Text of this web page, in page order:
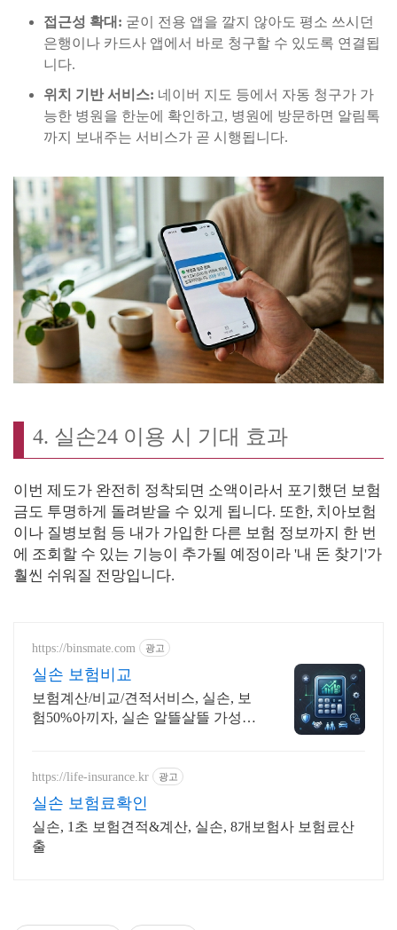
접근성 확대: 굳이 전용 앱을 깔지 않아도 평소 쓰시던
은행이나 카드사 앱에서 바로 청구할 수 있도록 연결됩
니다.
위치 기반 서비스: 네이버 지도 등에서 자동 청구가 가
능한 병원을 한눈에 확인하고, 병원에 방문하면 알림톡
까지 보내주는 서비스가 곧 시행됩니다.
4. 실손24 이용 시 기대 효과
이번 제도가 완전히 정착되면 소액이라서 포기했던 보험
금도 투명하게 돌려받을 수 있게 됩니다. 또한, 치아보험
이나 질병보험 등 내가 가입한 다른 보험 정보까지 한 번
에 조회할 수 있는 기능이 추가될 예정이라 '내 돈 찾기'가
훨씬 쉬워질 전망입니다.
https://binsmate.com 광고
실손 보험비교
보험계산/비교/견적서비스, 실손, 보
험50%아끼자, 실손 알뜰살뜰 가성비
https://life-insurance.kr 광고
실손 보험료확인
실손, 1초 보험견적&계산, 실손, 8개보험사 보험료산
출